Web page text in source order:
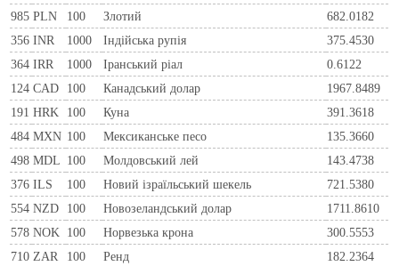
985 PLN 100 Злотий
682.0182
356 INR 1000 Індійська рупія
375.4530
364 IRR 1000 Іранський ріал
0.6122
124 CAD 100 Канадський долар
1967.8489
191 HRK 100 Куна
391.3618
484 MXN 100 Мексиканське песо
135.3660
498 MDL 100 Молдовський лей
143.4738
376 ILS 100 Новий ізраїльський шекель
721.5380
554 NZD 100 Новозеландський долар
1711.8610
578 NOK 100 Норвезька крона
300.5553
710 ZAR 100 Ренд
182.2364